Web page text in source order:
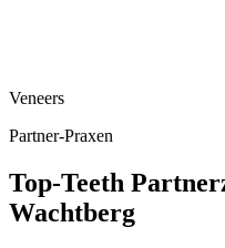
Veneers
Partner-Praxen
Top-Teeth
Wachtberg